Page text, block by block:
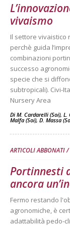
vivaismo
Il settore
perchè guida
combinazioni
successo
specie che si
subtropicali). Civi-
Nursery Area
Di M. Cardarelli (Soi), L.
Malfa (Soi), D. Massa
ARTICOLI ABBONATI
Portinnesti
ancora
Fermo restando
agronomiche, è
adattabilità pedo-